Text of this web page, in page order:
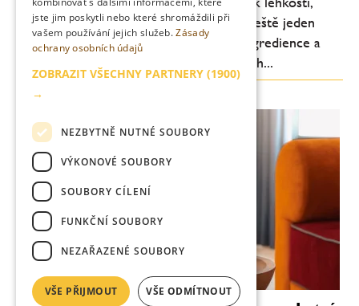
svěžesti a pitelnosti. Letos je ale patrný ještě jeden
posun: důraz na jednoduchost, kvalitní ingredience a
chuťovou čitelnost. Méně komplikovaných...
jste jim poskytli nebo které shromáždili při
vašem používání jejich služeb.Zásady
ochrany osobních údajů
ZOBRAZIT VŠECHNY PARTNERY (1900)
→
NEZBYTNĚ NUTNÉ SOUBORY
VÝKONOVÉ SOUBORY
SOUBORY CÍLENÍ
FUNKČNÍ SOUBORY
NEZAŘAZENÉ SOUBORY
VŠE PŘIJMOUT VŠE ODMÍTNOUT